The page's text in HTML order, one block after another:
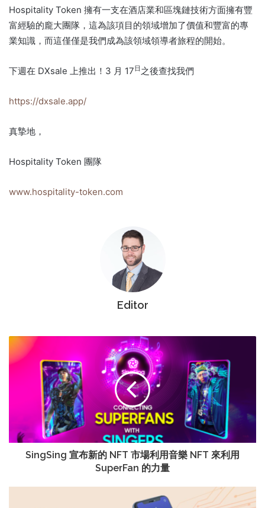
Hospitality Token 擁有一支在酒店業和區塊鏈技術方面擁有豐
富經驗的龐大團隊，這為該項目的領域增加了價值和豐富的專
業知識，而這僅僅是我們成為該領域領導者旅程的開始。
下週在 DXsale 上推出！ 3 月 17日 之後查找我們
https://dxsale.app/
真摯地，
Hospitality Token 團隊
www.hospitality-token.com
Editor
SingSing 宣布新的 NFT 市場利用音樂 NFT 來利用
SuperFan 的力量